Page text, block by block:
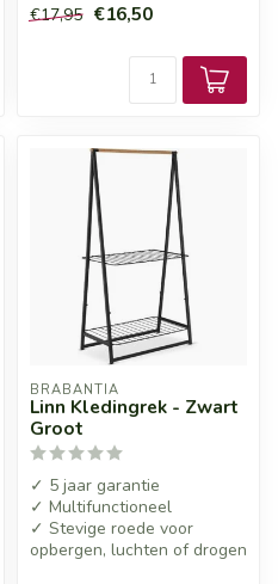
€17,95 €16,50
BRABANTIA
Linn Kledingrek - Zwart
Groot
✓ 5 jaar garantie
✓ Multifunctioneel
✓ Stevige roede voor
opbergen, luchten of drogen